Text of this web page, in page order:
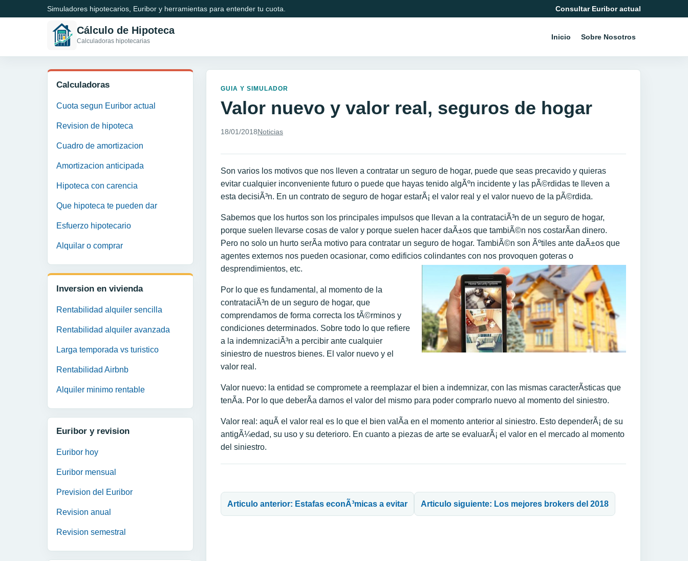
Simuladores hipotecarios, Euribor y herramientas para entender tu cuota. Consultar Euribor actual
Cálculo de Hipoteca
Calculadoras hipotecarias Inicio Sobre Nosotros
Calculadoras
Cuota segun Euribor actual
Revision de hipoteca
Cuadro de amortizacion
Amortizacion anticipada
Hipoteca con carencia
Que hipoteca te pueden dar
Esfuerzo hipotecario
Alquilar o comprar
Inversion en vivienda
Rentabilidad alquiler sencilla
Rentabilidad alquiler avanzada
Larga temporada vs turistico
Rentabilidad Airbnb
Alquiler minimo rentable
Euribor y revision
Euribor hoy
Euribor mensual
Prevision del Euribor
Revision anual
Revision semestral
GUIA Y SIMULADOR
Valor nuevo y valor real, seguros de hogar
18/01/2018Noticias
Son varios los motivos que nos lleven a contratar un seguro de hogar, puede que seas precavido y quieras
evitar cualquier inconveniente futuro o puede que hayas tenido algÃºn incidente y las pÃ©rdidas te lleven a
esta decisiÃ³n. En un contrato de seguro de hogar estarÃ¡ el valor real y el valor nuevo de la pÃ©rdida.
Sabemos que los hurtos son los principales impulsos que llevan a la contrataciÃ³n de un seguro de hogar,
porque suelen llevarse cosas de valor y porque suelen hacer daÃ±os que tambiÃ©n nos costarÃ­an dinero.
Pero no solo un hurto serÃ­a motivo para contratar un seguro de hogar. TambiÃ©n son Ãºtiles ante daÃ±os que
agentes externos nos pueden ocasionar, como edificios colindantes con nos provoquen goteras o
desprendimientos, etc.
Por lo que es fundamental, al momento de la
contrataciÃ³n de un seguro de hogar, que
comprendamos de forma correcta los tÃ©rminos y
condiciones determinados. Sobre todo lo que refiere
a la indemnizaciÃ³n a percibir ante cualquier
siniestro de nuestros bienes. El valor nuevo y el
valor real.
Valor nuevo: la entidad se compromete a reemplazar el bien a indemnizar, con las mismas caracterÃ­sticas que
tenÃ­a. Por lo que deberÃ­a darnos el valor del mismo para poder comprarlo nuevo al momento del siniestro.
Valor real: aquÃ­ el valor real es lo que el bien valÃ­a en el momento anterior al siniestro. Esto dependerÃ¡ de su
antigÃ¼edad, su uso y su deterioro. En cuanto a piezas de arte se evaluarÃ¡ el valor en el mercado al momento
del siniestro.
Articulo anterior: Estafas econÃ³micas a evitar Articulo siguiente: Los mejores brokers del 2018